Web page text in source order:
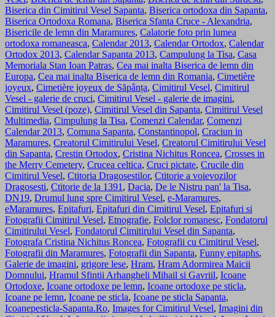
Biserica din Cimitirul Vesel Sapanta, Biserica ortodoxa din Sapanta,
Biserica Ortodoxa Romana, Biserica Sfanta Cruce - Alexandria,
Bisericile de lemn din Maramures, Calatorie foto prin lumea
ortodoxa romaneasca, Calendar 2013, Calendar Ortodox, Calendar
Ortodox 2013, Calendar Sapanta 2013, Campulung la Tisa, Casa
Memoriala Stan Ioan Patras, Cea mai inalta Biserica de lemn din
Europa, Cea mai inalta Biserica de lemn din Romania, Cimetière
joyeux, Cimetière joyeux de Săpânța, Cimitirul Vesel, Cimitirul
Vesel - galerie de cruci, Cimitirul Vesel - galerie de imagini,
Cimitirul Vesel (poze), Cimitirul Vesel din Sapanta, Cimitirul Vesel
Multimedia, Cimpulung la Tisa, Comenzi Calendar, Comenzi
Calendar 2013, Comuna Sapanta, Constantinopol, Craciun in
Maramures, Creatorul Cimitirului Vesel, Creatorul Cimitirului Vesel
din Sapanta, Crestin Ortodox, Cristina Nichitus Roncea, Crosses in
the Merry Cemetery, Crucea celtica, Cruci pictate, Crucile din
Cimitirul Vesel, Ctitoria Dragosestilor, Ctitorie a voievozilor
Dragosesti, Ctitorie de la 1391 , Dacia, De le Nistru pan' la Tisa,
DN19, Drumul lung spre Cimitirul Vesel, e-Maramures,
eMaramures, Epitafuri, Epitafuri din Cimitirul Vesel, Epitafuri si
Fotografii Cimitirul Vesel, Etnografie, Folclor romanesc, Fondatorul
Cimitirului Vesel, Fondatorul Cimitirului Vesel din Sapanta,
Fotografa Cristina Nichitus Roncea, Fotografii cu Cimitirul Vesel,
Fotografii din Maramures, Fotografii din Sapanta, Funny epitaphs,
Galerie de imagini, grigore lese, Hram, Hram Adormirea Maicii
Domnului, Hramul Sfintii Arhangheli Mihail si Gavriil, Icoane
Ortodoxe, Icoane ortodoxe pe lemn, Icoane ortodoxe pe sticla,
Icoane pe lemn, Icoane pe sticla, Icoane pe sticla Sapanta,
Icoanepesticla-Sapanta.Ro, Images for Cimitirul Vesel, Imagini din